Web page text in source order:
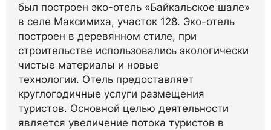
был построен эко-отель «Байкальское шале»
в селе Максимиха, участок 128. Эко-отель
построен в деревянном стиле, при
строительстве использовались экологически
чистые материалы и новые
технологии. Отель предоставляет
круглогодичные услуги размещения
туристов. Основной целью деятельности
является увеличение потока туристов в